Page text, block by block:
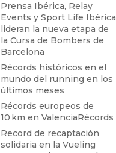
Prensa Ibérica, Relay
Events y Sport Life Ibérica
lideran la nueva etapa de
la Cursa de Bombers de
Barcelona
Récords históricos en el
mundo del running en los
últimos meses
Récords europeos de
10 km en ValenciaRècords
Record de recaptación
solidaria en la Vueling